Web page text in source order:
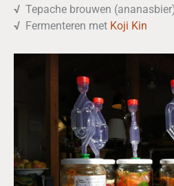
√ Tepache brouwen
√ Fermenteren met Koji Kin